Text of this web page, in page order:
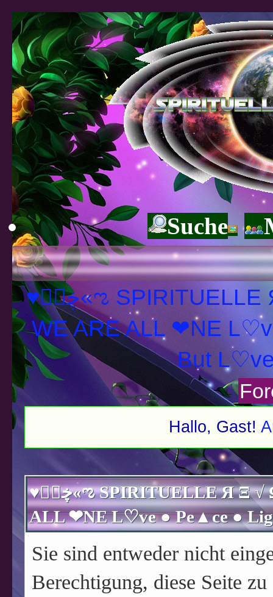
Suche
♥ڿڰۣ«ಌ SPIRITUELLE Я Ξ √ Ω L U T ↑ ☼ N - Forum -
WE ARE ALL ❤NE
Hallo, Gast!
♥ڿڰۣ«ಌ SPIRITUELLE Я Ξ √ Ω L U T ↑ ☼ N - Forum - WE ARE
Sie sind entweder nicht
Berechtigung, diese Seite